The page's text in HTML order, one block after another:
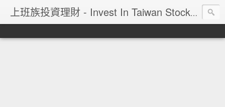
上班族投資理財 - Invest In Taiwan Stock Market